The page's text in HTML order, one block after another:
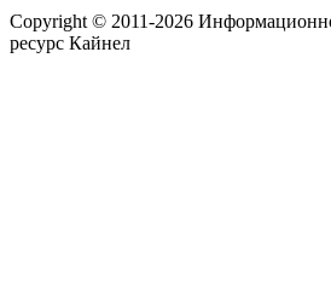
Copyright © 2011-2026
ресурс Кайнел